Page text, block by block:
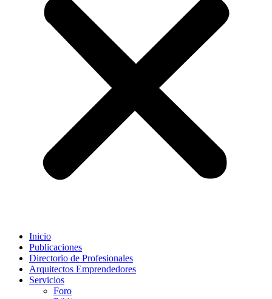
Inicio
Publicaciones
Directorio de Profesionales
Arquitectos Emprendedores
Servicios
Foro